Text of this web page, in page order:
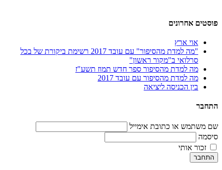
פוסטים אחרונים
אוי ארץ
"מה למדת מהסיפור" עם עובד 2017 רשימת ביקורת של בכל
סרלואי ב"מקור ראשון"
מה למדת מהסיפור ספר חדש תמוז תשע"ז
מה למדת מהסיפור עם עובד 2017
בין הכניסה ליציאה
התחבר
שם משתמש או כתובת אימייל
סיסמה
זכור אותי
התחבר